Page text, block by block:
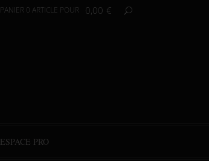
PANIER 0 ARTICLE POUR 0,00 €
ESPACE PRO